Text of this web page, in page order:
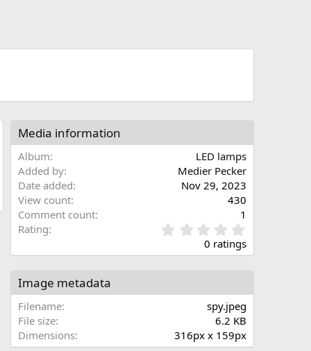
Media information
Album
LED lamps
Added by
Medier Pecker
Date added
Nov 29, 2023
View count
430
Comment count
1
Rating
.
0
t
s
0 ratings
Image metadata
Filename
spy.jpeg
File size
6.2 KB
Dimensions
316px x 159px